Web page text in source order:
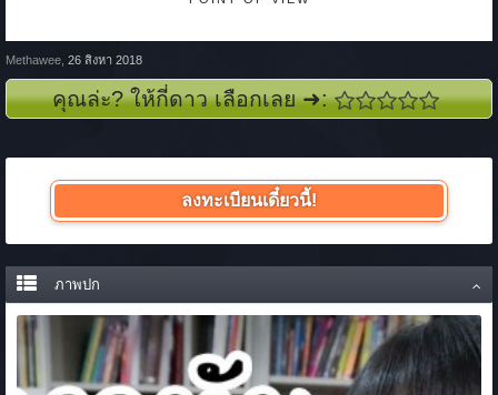
Methawee 26 สิงหา 2018
คุณล่ะ? ให้กี่ดาว เลือกเลย ➜:
ลงทะเบียนเดี๋ยวนี้!
ภาพปก